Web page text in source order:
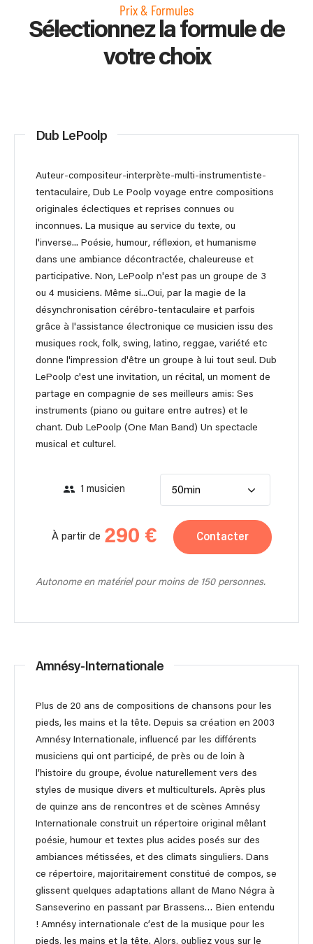
Prix & Formules
Sélectionnez la formule de
votre choix
Dub LePoolp
Auteur-compositeur-interprète-multi-instrumentiste-
tentaculaire, Dub Le Poolp voyage entre compositions
originales éclectiques et reprises connues ou
inconnues. La musique au service du texte, ou
l'inverse... Poésie, humour, réflexion, et humanisme
dans une ambiance décontractée, chaleureuse et
participative. Non, LePoolp n'est pas un groupe de 3
ou 4 musiciens. Même si...Oui, par la magie de la
désynchronisation cérébro-tentaculaire et parfois
grâce à l'assistance électronique ce musicien issu des
musiques rock, folk, swing, latino, reggae, variété etc
donne l'impression d'être un groupe à lui tout seul. Dub
LePoolp c'est une invitation, un récital, un moment de
partage en compagnie de ses meilleurs amis: Ses
instruments (piano ou guitare entre autres) et le
chant. Dub LePoolp (One Man Band) Un spectacle
musical et culturel.
1 musicien 50min
À partir de 290 € Contacter
Autonome en matériel pour moins de 150 personnes.
Amnésy-Internationale
Plus de 20 ans de compositions de chansons pour les
pieds, les mains et la tête. Depuis sa création en 2003
Amnésy Internationale, influencé par les différents
musiciens qui ont participé, de près ou de loin à
l’histoire du groupe, évolue naturellement vers des
styles de musique divers et multiculturels. Après plus
de quinze ans de rencontres et de scènes Amnésy
Internationale construit un répertoire original mêlant
poésie, humour et textes plus acides posés sur des
ambiances métissées, et des climats singuliers. Dans
ce répertoire, majoritairement constitué de compos, se
glissent quelques adaptations allant de Mano Négra à
Sanseverino en passant par Brassens… Bien entendu
! Amnésy internationale c’est de la musique pour les
pieds, les mains et la tête. Alors, oubliez vous sur le